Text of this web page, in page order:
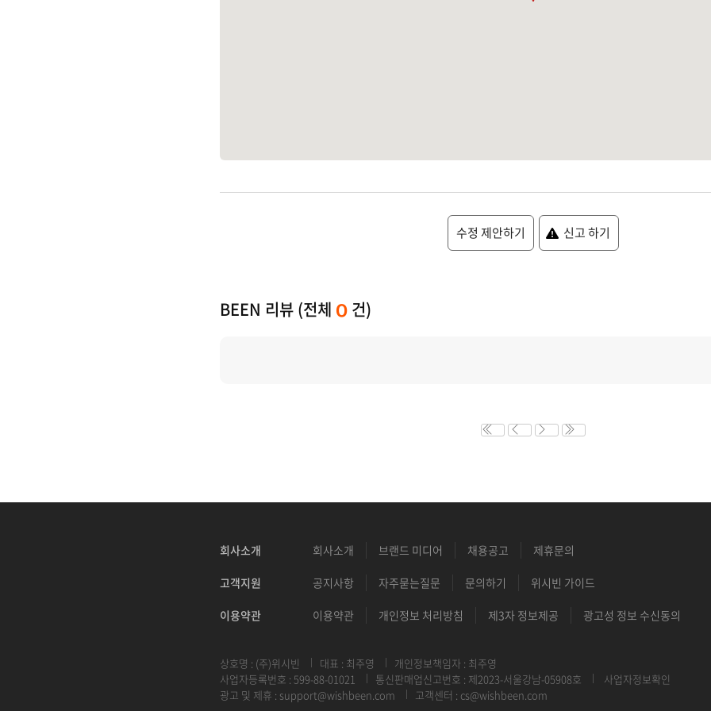
수정 제안하기 신고 하기
BEEN 리뷰 (전체 0 건)
회사소개 회사소개 브랜드 미디어 채용공고 제휴문의
고객지원 공지사항 자주묻는질문 문의하기 위시빈 가이드
이용약관 이용약관 개인정보 처리방침 제3자 정보제공 광고성 정보 수신동의
상호명 : (주)위시빈 대표 : 최주영
개인정보책임자 : 최주영
사업자등록번호 : 599-88-01021
통신판매업신고번호 : 제2023-서울강남-05908호
사업자정보확인
광고 및 제휴 : support@wishbeen.com 고객센터 : cs@wishbeen.com